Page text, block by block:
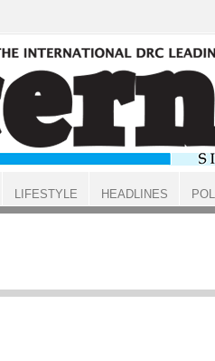
LIFESTYLE HEADLINES